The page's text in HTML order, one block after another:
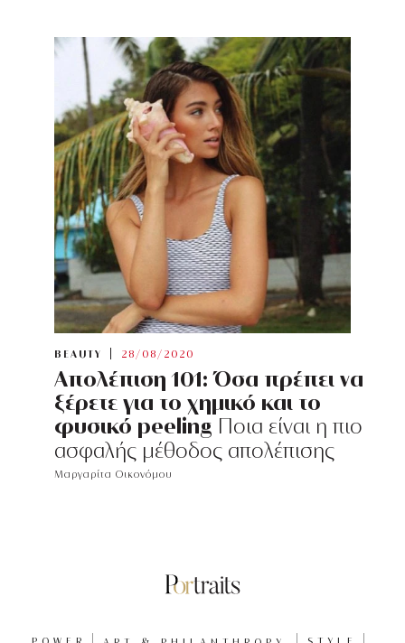
BEAUTY 28/08/2020
Απολέπιση 101: Όσα πρέπει να
ξέρετε για το χημικό και το
φυσικό peeling Ποια είναι η πιο
ασφαλής μέθοδος απολέπισης
Μαργαρίτα Οικονόμου